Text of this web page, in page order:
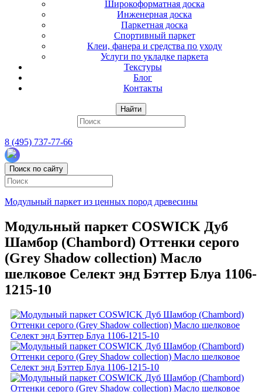
Широкоформатная доска
Инженерная доска
Паркетная доска
Спортивный паркет
Клеи, фанера и средства по уходу
Услуги по укладке паркета
Текстуры
Блог
Контакты
Найти
8 (495) 737-77-66
Поиск по сайту
Модульный паркет из ценных пород древесины
Модульный паркет COSWICK Дуб
Шамбор (Chambord) Оттенки серого
(Grеy Shadow collection) Масло
шелковое Селект энд Бэттер Блуа 1106-
1215-10